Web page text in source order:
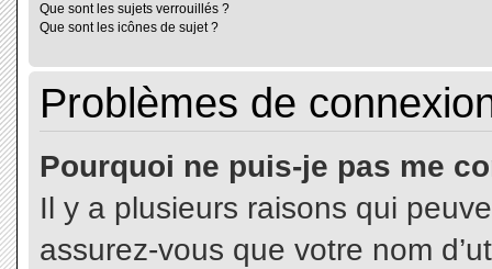
Que sont les sujets verrouillés ?
Que sont les icônes de sujet ?
Problèmes de
Pourquoi ne puis-je pas me
Il y a plusieurs raisons qui
assurez-vous que votre nom